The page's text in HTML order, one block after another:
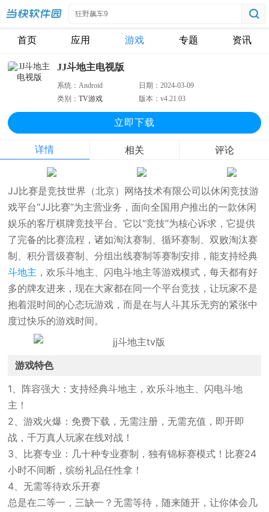
首页 应用 游戏 专题 资讯
JJ斗地主电视版
系统：Android 日期：2024-03-09
类别：TV游戏 版本：v4.21.03
立即下载
详情 相关 评论
JJ比赛是竞技世界（北京）网络技术有限公司以休闲竞技游
戏平台“JJ比赛”为主营业务，面向全国用户推出的一款休闲
娱乐的客厅棋牌竞技平台。它以“竞技”为核心诉求，它提供
了完备的比赛流程，诸如淘汰赛制、循环赛制、双败淘汰赛
制、积分晋级赛制、分组出线赛制等赛制安排，能支持经典
斗地主 ，欢乐斗地主、闪电斗地主等游戏模式，每天都有好
多的牌友进来，现在大家都在同一个平台竞技，让玩家不是
抱着混时间的心态玩游戏，而是在与人斗其乐无穷的紧张中
度过快乐的游戏时间。
游戏特色
1、阵容强大：支持经典斗地主，欢乐斗地主、闪电斗地
主！
2、游戏火爆：免费下载，无需注册，无需充值，即开即
战，千万真人玩家在线对战！
3、比赛专业：几十种专业赛制，独有锦标赛模式！比赛24
小时不间断，缤纷礼品任性拿！
4、无需等待欢乐开赛
总是在二等一，三缺一？无需等待，随来随开，让你体会几